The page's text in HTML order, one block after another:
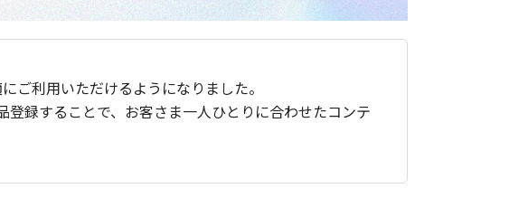
ご利用いただけるようになりました。
録することで、お客さま一人ひとりに合わせたコンテ